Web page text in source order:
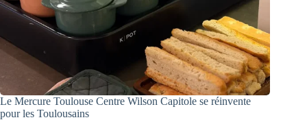
Le Mercure Toulouse Centre Wilson Capitole se réinvente
pour les Toulousains